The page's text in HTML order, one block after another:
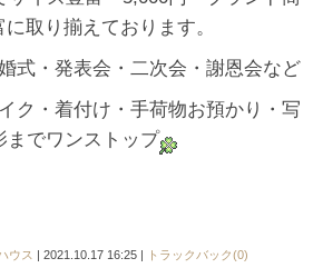
取り揃えております。
式・発表会・二次会・謝恩会など
ク・着付け・手荷物お預かり・写
までワンストップ
ウス | 2021.10.17 16:25 | トラックバック(0)